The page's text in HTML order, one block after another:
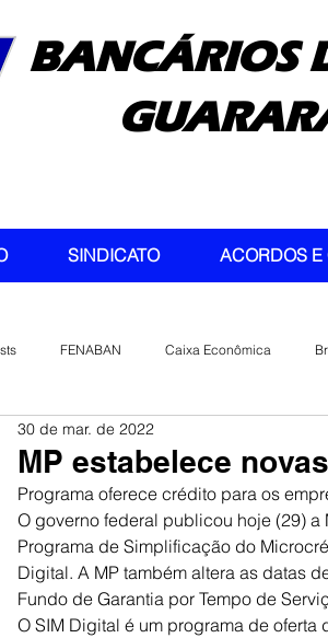
BANCÁRIOS
SINDICATO ACORDOS
FENABAN Caixa Econômica
Brasil CONTEC
MP estabelece
30 de mar. de 2022
Programa oferece crédito para os
O governo federal publicou hoje (29)
Programa de Simplificação do
Digital. A MP também altera as datas
Fundo de Garantia por Tempo de
O SIM Digital é um programa de